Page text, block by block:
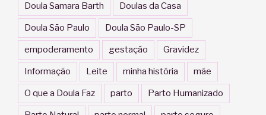
Doula Samara Barth Doulas da Casa
Doula São Paulo Doula São Paulo-SP
empoderamento gestação Gravidez
Informação Leite minha história mãe
O que a Doula Faz parto Parto Humanizado